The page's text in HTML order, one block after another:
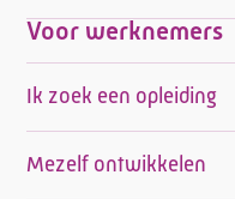
Voor werknemers
Ik zoek een opleiding
Mezelf ontwikkelen